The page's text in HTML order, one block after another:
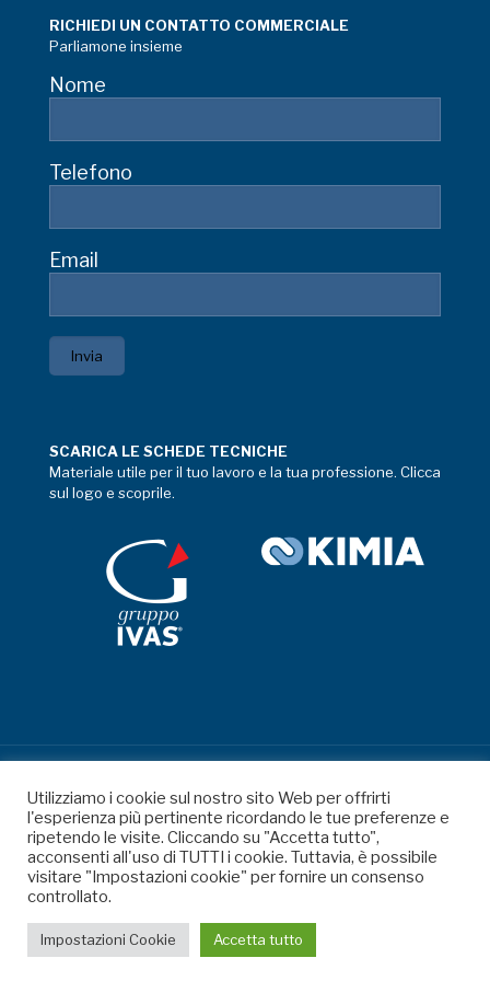
RICHIEDI UN CONTATTO COMMERCIALE
Parliamone insieme
Nome
Telefono
Email
SCARICA LE SCHEDE TECNICHE
Materiale utile per il tuo lavoro e la tua professione. Clicca
sul logo e scoprile.
© 2026 Salvo Belfiore. All Rights Reserved - P. IVA
04321020879 -Reattiva >
Privacy Policy
|Cookie Policy
Utilizziamo i cookie sul nostro sito Web per offrirti
l'esperienza più pertinente ricordando le tue preferenze e
ripetendo le visite. Cliccando su "Accetta tutto",
acconsenti all'uso di TUTTI i cookie. Tuttavia, è possibile
visitare "Impostazioni cookie" per fornire un consenso
controllato.
Impostazioni Cookie Accetta tutto